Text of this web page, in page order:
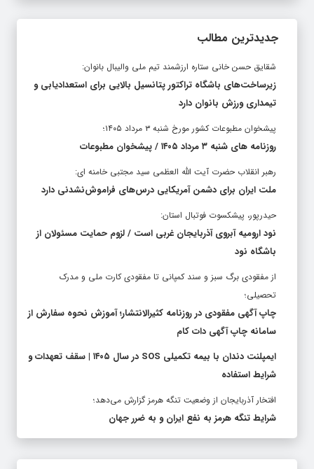
جدیدترین مطالب
شقایق حسن خانی ستاره ارزشمند تیم ملی والیبال بانوان:
زیرساخت‌های باشگاه تراکتور پتانسیل بالایی برای استعدادیابی و
تیمداری ورزش بانوان دارد
پیشخوان مطبوعات کشور مورخ شنبه ۳ مرداد ۱۴۰۵؛
روزنامه های شنبه ۳ مرداد ۱۴۰۵ / پیشخوان مطبوعات
رهبر انقلاب حضرت آیت الله العظمی سید مجتبی خامنه ای:
ملت ایران برای دشمن آمریکایی درس‌های فراموش‌نشدنی دارد
حیدرپور، پیشکسوت فوتبال استان:
نود ارومیه آبروی آذربایجان غربی است / لزوم حمایت مسئولان از
باشگاه نود
از مفقودی برگ سبز و سند کمپانی تا مفقودی کارت ملی و مدرک
تحصیلی؛
چاپ آگهی مفقودی در روزنامه کثیرالانتشار؛ آموزش نحوه سفارش از
سامانه چاپ آگهی دات کام
ایمپلنت دندان با بیمه تکمیلی SOS در سال ۱۴۰۵ | سقف تعهدات و
شرایط استفاده
افتخار آذربایجان از وضعیت تنگه هرمز گزارش می‌دهد؛
شرایط تنگه هرمز به نفع ایران و به ضرر جهان